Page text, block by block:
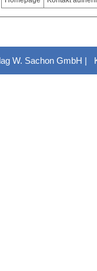
W. Sachon GmbH |